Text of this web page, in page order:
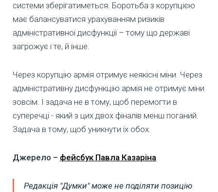
системи зберігатиметься. Боротьба з корупцією
має балансуватися урахуванням ризиків
адміністративної дисфункції – тому що державі
загрожує і те, й інше.
Через корупцію армія отримує неякісні міни. Через
адміністративну дисфункцію армія не отримує міни
зовсім. І задача не в тому, щоб перемогти в
суперечці - який з цих двох фіналів менш поганий.
Задача в тому, щоб уникнути їх обох.
Джерело – фейсбук Павла Казаріна
Редакція "Думки" може не поділяти позицію